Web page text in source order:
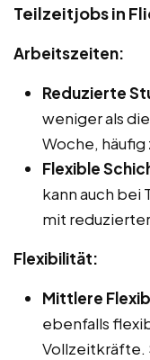
Teilzeitjobs in
Arbeitszeiten:
Reduzierte
weniger als
Woche, häufig
Flexible
kann auch
mit
Flexibilität:
Mittlere
ebenfalls
Vollzeitkräfte.